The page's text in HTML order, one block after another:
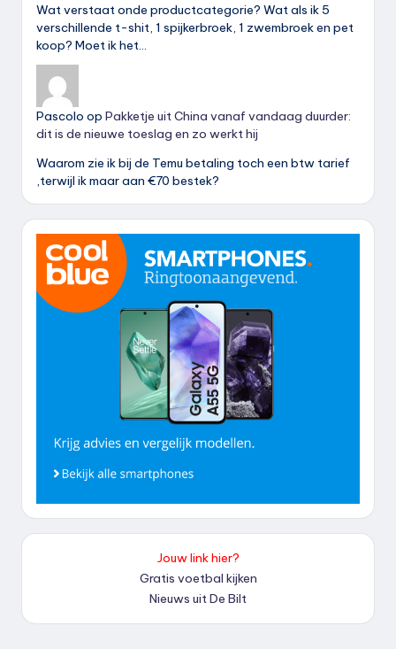
Wat verstaat onde productcategorie? Wat als ik 5
verschillende t-shit, 1 spijkerbroek, 1 zwembroek en pet
koop? Moet ik het…
Pascolo op Pakketje uit China vanaf vandaag duurder:
dit is de nieuwe toeslag en zo werkt hij
Waarom zie ik bij de Temu betaling toch een btw tarief
,terwijl ik maar aan €70 bestek?
Jouw link hier?
Gratis voetbal kijken
Nieuws uit De Bilt